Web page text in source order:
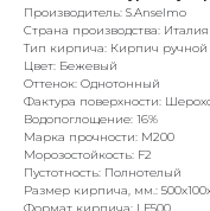
Производитель: S.Anselmo
Страна производства: Италия
Тип кирпича: Кирпич ручной
Цвет: Бежевый
Оттенок: Однотонный
Фактура поверхности:
Водопоглощение: 16%
Марка прочности: М200
Морозостойкость: F2
Пустотность: Полнотелый
Размер кирпича, мм.: